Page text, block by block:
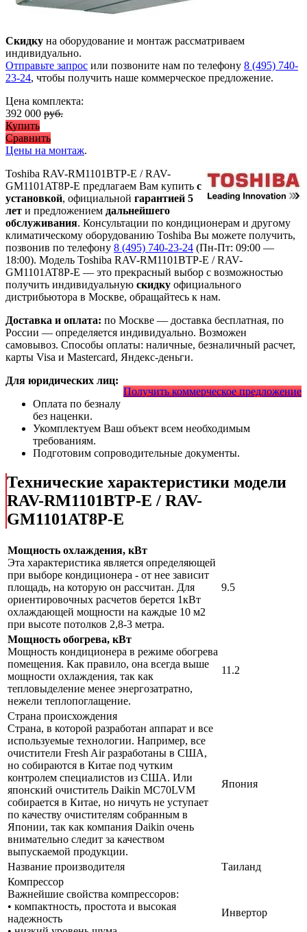
Скидку на оборудование и монтаж рассматриваем
индивидуально.
Отправьте запрос или позвоните нам по телефону 8 (495) 740-
23-24, чтобы получить наше коммерческое предложение.
Цена комплекта:
392 000 руб.
Купить
Сравнить
Цены на монтаж.
Toshiba RAV-RM1101BTP-E / RAV-
GM1101AT8P-E предлагаем Вам купить с
установкой, официальной гарантией 5
лет и предложением дальнейшего
обслуживания. Консультации по кондиционерам и другому
климатическому оборудованию Toshiba Вы можете получить,
позвонив по телефону 8 (495) 740-23-24 (Пн-Пт: 09:00 —
18:00). Модель Toshiba RAV-RM1101BTP-E / RAV-
GM1101AT8P-E — это прекрасный выбор с возможностью
получить индивидуальную скидку официального
дистрибьютора в Москве, обращайтесь к нам.
Доставка и оплата: по Москве — доставка бесплатная, по
России — определяется индивидуально. Возможен
самовывоз. Способы оплаты: наличные, безналичный расчет,
карты Visa и Mastercard, Яндекс-деньги.
Получить коммерческое предложение
Для юридических лиц:
Оплата по безналу
без наценки.
Укомплектуем Ваш объект всем необходимым
требованиям.
Подготовим сопроводительные документы.
Технические характеристики модели
RAV-RM1101BTP-E / RAV-
GM1101AT8P-E
Мощность охлаждения, кВт
Эта характеристика является определяющей
при выборе кондиционера - от нее зависит
площадь, на которую он рассчитан. Для
ориентировочных расчетов берется 1кВт
охлаждающей мощности на каждые 10 м2
при высоте потолков 2,8-3 метра.
9.5
Мощность обогрева, кВт
Мощность кондиционера в режиме обогрева
помещения. Как правило, она всегда выше
мощности охлаждения, так как
тепловыделение менее энергозатратно,
нежели теплопоглащение.
11.2
Страна происхождения
Страна, в которой разработан аппарат и все
используемые технологии. Например, все
очистители Fresh Air разработаны в США,
но собираются в Китае под чутким
контролем специалистов из США. Или
японский очиститель Daikin MC70LVM
собирается в Китае, но ничуть не уступает
по качеству очистителям собранным в
Японии, так как компания Daikin очень
внимательно следит за качеством
выпускаемой продукции.
Япония
Название производителя
Таиланд
Компрессор
Важнейшие свойства компрессоров:
• компактность, простота и высокая
надежность
Инвертор